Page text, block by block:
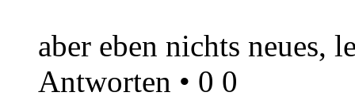
aber eben nichts neues,
Antworten • 0 0